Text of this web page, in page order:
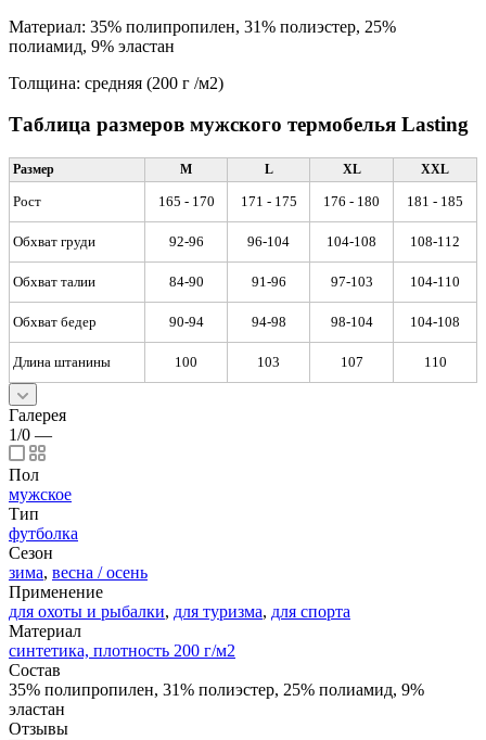
Материал: 35% полипропилен, 31% полиэстер, 25%
полиамид, 9% эластан
Толщина: средняя (200 г /м2)
Таблица размеров мужского термобелья Lasting
Размер M L XL XXL
Рост 165 - 170 171 - 175 176 - 180 181 - 185
Обхват груди 92-96 96-104 104-108 108-112
Обхват талии 84-90 91-96 97-103 104-110
Обхват бедер 90-94 94-98 98-104 104-108
Длина штанины 100 103 107 110
Галерея
1/0 —
Пол
мужское
Тип
футболка
Сезон
зима, весна / осень
Применение
для охоты и рыбалки, для туризма, для спорта
Материал
синтетика, плотность 200 г/м2
Состав
35% полипропилен, 31% полиэстер, 25% полиамид, 9%
эластан
Отзывы